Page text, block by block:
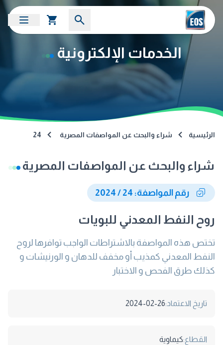
الخدمات الإلكترونية
الرئيسية شراء والبحث عن المواصفات المصرية 24
شراء والبحث عن المواصفات المصرية
رقم المواصفة: 24 / 2024
روح النفط المعدني للبويات
تختص هذه المواصفة بالاشتراطات الواجب توافرها لروح
النفط المعدني كمذيب أو مخفف للدهان و الورنيشات و
كذلك طرق الفحص و الاختبار
تاريخ الاعتماد:2024-02-26
القطاع:كيماوية